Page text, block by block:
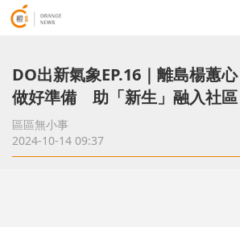
DO出新氣象EP.16｜離島楊蕙
做好準備 助「新生」融入社區
區區無小事
2024-10-14 09:37